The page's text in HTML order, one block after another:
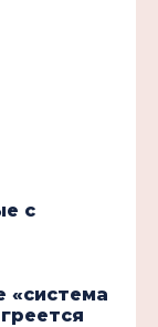
с
«система